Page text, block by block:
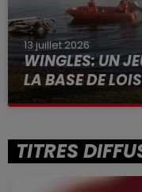
13 juillet 2026
WINGLES: UN
LA BASE DE
La victime a coulé
TITRES